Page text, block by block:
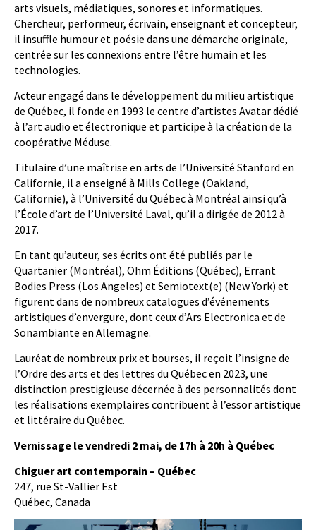
arts visuels, médiatiques, sonores et informatiques.
Chercheur, performeur, écrivain, enseignant et concepteur,
il insuffle humour et poésie dans une démarche originale,
centrée sur les connexions entre l’être humain et les
technologies.
Acteur engagé dans le développement du milieu artistique
de Québec, il fonde en 1993 le centre d’artistes Avatar dédié
à l’art audio et électronique et participe à la création de la
coopérative Méduse.
Titulaire d’une maîtrise en arts de l’Université Stanford en
Californie, il a enseigné à Mills College (Oakland,
Californie), à l’Université du Québec à Montréal ainsi qu’à
l’École d’art de l’Université Laval, qu’il a dirigée de 2012 à
2017.
En tant qu’auteur, ses écrits ont été publiés par le
Quartanier (Montréal), Ohm Éditions (Québec), Errant
Bodies Press (Los Angeles) et Semiotext(e) (New York) et
figurent dans de nombreux catalogues d’événements
artistiques d’envergure, dont ceux d’Ars Electronica et de
Sonambiante en Allemagne.
Lauréat de nombreux prix et bourses, il reçoit l’insigne de
l’Ordre des arts et des lettres du Québec en 2023, une
distinction prestigieuse décernée à des personnalités dont
les réalisations exemplaires contribuent à l’essor artistique
et littéraire du Québec.
Vernissage le vendredi 2 mai, de 17h à 20h à Québec
Chiguer art contemporain – Québec
247, rue St-Vallier Est
Québec, Canada